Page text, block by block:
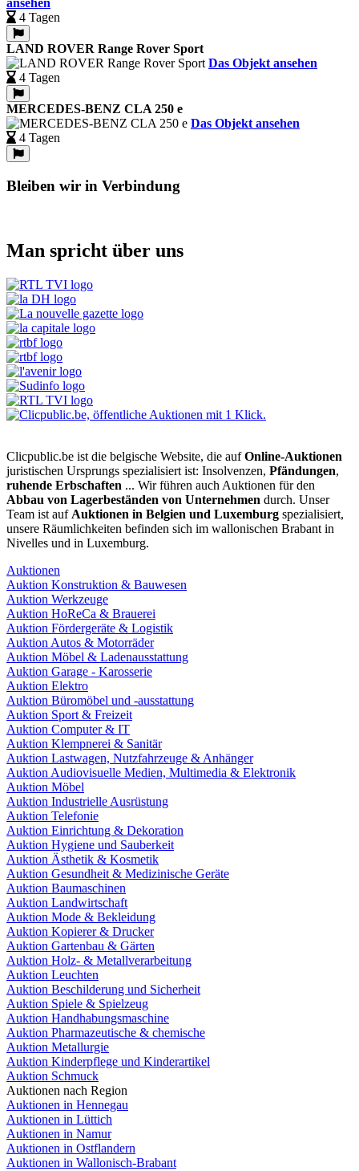
4 Tagen
LAND ROVER Range Rover Sport
Das Objekt ansehen
4 Tagen
MERCEDES-BENZ CLA 250 e
Das Objekt ansehen
4 Tagen
Bleiben wir in Verbindung
Man spricht über uns
Clicpublic.be ist die belgische Website, die aufOnline-Auktionen
juristischen Ursprungs spezialisiert ist: Insolvenzen, Pfändungen,
ruhende Erbschaften ... Wir führen auch Auktionen für den
Abbau von Lagerbeständen von Unternehmen durch. Unser
Team ist auf Auktionen in Belgien und Luxemburg spezialisiert,
unsere Räumlichkeiten befinden sich im wallonischen Brabant in
Nivelles und in Luxemburg.
Auktionen
Auktion Konstruktion & Bauwesen
Auktion Werkzeuge
Auktion HoReCa & Brauerei
Auktion Fördergeräte & Logistik
Auktion Autos & Motorräder
Auktion Möbel & Ladenausstattung
Auktion Garage - Karosserie
Auktion Elektro
Auktion Büromöbel und -ausstattung
Auktion Sport & Freizeit
Auktion Computer & IT
Auktion Klempnerei & Sanitär
Auktion Lastwagen, Nutzfahrzeuge & Anhänger
Auktion Audiovisuelle Medien, Multimedia & Elektronik
Auktion Möbel
Auktion Industrielle Ausrüstung
Auktion Telefonie
Auktion Einrichtung & Dekoration
Auktion Hygiene und Sauberkeit
Auktion Ästhetik & Kosmetik
Auktion Gesundheit & Medizinische Geräte
Auktion Baumaschinen
Auktion Landwirtschaft
Auktion Mode & Bekleidung
Auktion Kopierer & Drucker
Auktion Gartenbau & Gärten
Auktion Holz- & Metallverarbeitung
Auktion Leuchten
Auktion Beschilderung und Sicherheit
Auktion Spiele & Spielzeug
Auktion Handhabungsmaschine
Auktion Pharmazeutische & chemische
Auktion Metallurgie
Auktion Kinderpflege und Kinderartikel
Auktion Schmuck
Auktionen nach Region
Auktionen in Hennegau
Auktionen in Lüttich
Auktionen in Namur
Auktionen in Ostflandern
Auktionen in Wallonisch-Brabant